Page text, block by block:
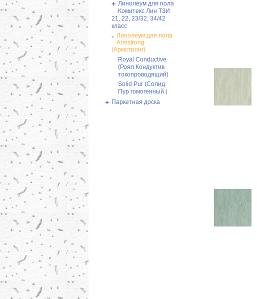
+ Линолеум для пола
Комитекс Лин ТЗИ
21, 22, 23/32, 34/42
класс
- Линолеум для пола
Armstrong
(Армстронг)
Royal Conductive
(Роял Кондуктив
токопроводящий)
Solid Pur (Солид
Пур гомогенный )
+ Паркетная доска